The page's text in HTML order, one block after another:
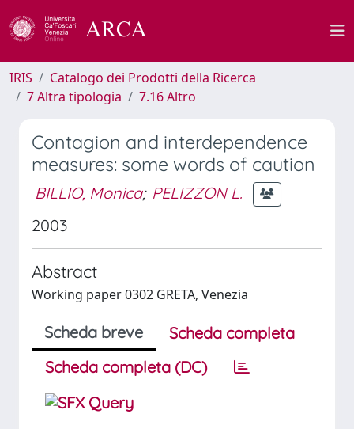
IRIS
Catalogo dei Prodotti della Ricerca
7 Altra tipologia
7.16 Altro
Contagion and interdependence
measures: some words of caution
BILLIO, Monica; PELIZZON L.
2003
Abstract
Working paper 0302 GRETA, Venezia
Scheda breve
Scheda completa
Scheda completa (DC)